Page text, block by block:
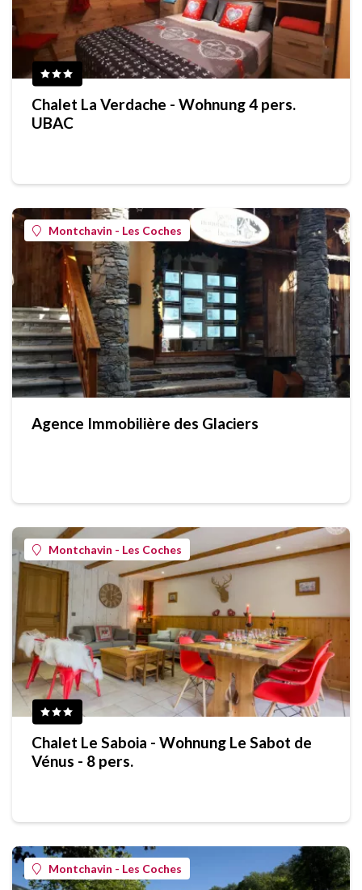
Chalet La Verdache - Wohnung 4 pers.
UBAC
Montchavin - Les Coches
Agence Immobilière des Glaciers
Montchavin - Les Coches
Chalet Le Saboia - Wohnung Le Sabot de
Vénus - 8 pers.
Montchavin - Les Coches